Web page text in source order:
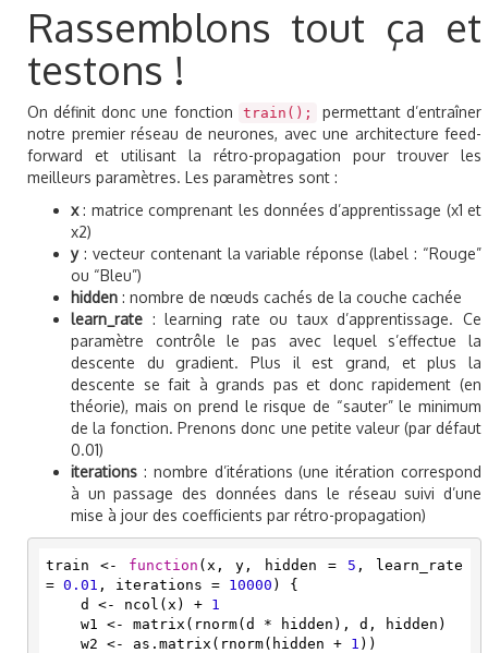
Rassemblons tout ça et
testons !
On définit donc une fonction train();
permettant d’entraîner
notre premier réseau de neurones, avec une architecture feed-
forward et utilisant la rétro-propagation pour trouver les
meilleurs paramètres. Les paramètres sont :
x: matrice comprenant les données d’apprentissage (x1 et
x2)
y: vecteur contenant la variable réponse (label : “Rouge”
ou “Bleu”)
hidden : nombre de nœuds cachés de la couche cachée
learn_rate : learning rate ou taux d’apprentissage. Ce
paramètre contrôle le pas avec lequel s’effectue la
descente du gradient. Plus il est grand, et plus la
descente se fait à grands pas et donc rapidement (en
théorie), mais on prend le risque de “sauter” le minimum
de la fonction. Prenons donc une petite valeur (par défaut
0.01)
iterations : nombre d’itérations (une itération correspond
à un passage des données dans le réseau suivi d’une
mise à jour des coefficients par rétro-propagation)
train <- function (x, y, hidden = 5 , learn_rate
= 0.01 , iterations = 10000 ) {
    d <- ncol(x) +
1
    w2 <- as.matrix(rnorm(hidden +
1 ))